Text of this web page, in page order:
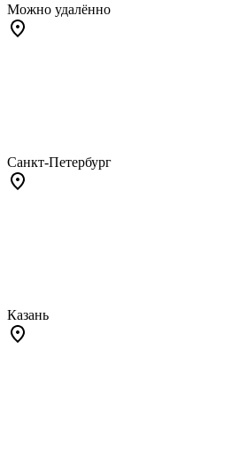
Можно удалённо
Санкт-Петербург
Казань